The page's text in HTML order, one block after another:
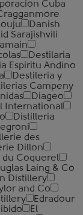
Cuba
Danish
Sarajishvili
Destilaria
Espiritu Andino
Destileria y
Campeny
Diageo
International
Distilleria
des
Dillon
du Coquerel
Laing & Co
Distillery
and Co
Edradour
El